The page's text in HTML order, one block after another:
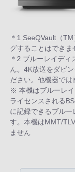
＊1 SeeQVault（
グすることはできま
＊2 ブルーレイデ
ん。4K放送をダビ
ださい。他機器で
※ 本機はブルーレイ
ライセンスされる
に記録できるブル
す。本機はMMT/
ません